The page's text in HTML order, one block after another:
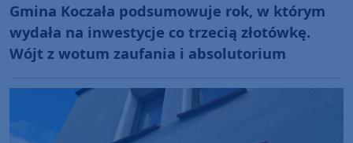
Gmina Koczała podsumowuje rok, w którym
wydała na inwestycje co trzecią złotówkę.
Wójt z wotum zaufania i absolutorium